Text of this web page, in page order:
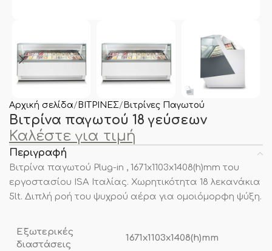
Αρχική σελίδα ΒΙΤΡΙΝΕΣ Βιτρίνες Παγωτού
Βιτρίνα παγωτού 18 γεύσεων
Καλέστε για τιμή
Περιγραφή
Βιτρίνα παγωτού Plug-in , 1671x1103x1408(h)mm του
εργοστασίου ISA Ιταλίας. Χωρητικότητα 18 λεκανάκια
5lt. Διπλή ροή του ψυχρού αέρα για ομοιόμορφη ψύξη.
Εξωτερικές
διαστάσεις
1671x1103x1408(h)mm